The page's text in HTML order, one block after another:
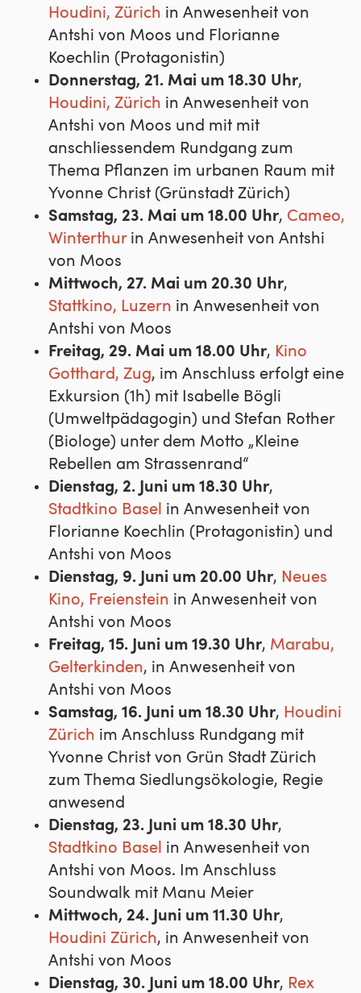
Houdini, Zürich in Anwesenheit von
Antshi von Moos und Florianne
Koechlin (Protagonistin)
Donnerstag, 21. Mai um 18.30 Uhr,
Houdini, Zürich in Anwesenheit von
Antshi von Moos und mit mit
anschliessendem Rundgang zum
Thema Pflanzen im urbanen Raum mit
Yvonne Christ (Grünstadt Zürich)
Samstag, 23. Mai um 18.00 Uhr, Cameo,
Winterthurin Anwesenheit von Antshi
von Moos
Mittwoch, 27. Mai um 20.30 Uhr,
Stattkino, Luzern in Anwesenheit von
Antshi von Moos
Freitag, 29. Mai um 18.00 Uhr, Kino
Gotthard, Zug, im Anschluss erfolgt eine
Exkursion (1h) mit Isabelle Bögli
(Umweltpädagogin) und Stefan Rother
(Biologe) unter dem Motto „Kleine
Rebellen am Strassenrand“
Dienstag, 2. Juni um 18.30 Uhr,
Stadtkino Basel in Anwesenheit von
Florianne Koechlin (Protagonistin) und
Antshi von Moos
Dienstag, 9. Juni um 20.00 Uhr, Neues
Kino, Freienstein in Anwesenheit von
Antshi von Moos
Freitag, 15. Juni um 19.30 Uhr, Marabu,
Gelterkinden, in Anwesenheit von
Antshi von Moos
Samstag, 16. Juni um 18.30 Uhr, Houdini
Zürich im Anschluss Rundgang mit
Yvonne Christ von Grün Stadt Zürich
zum Thema Siedlungsökologie, Regie
anwesend
Dienstag, 23. Juni um 18.30 Uhr,
Stadtkino Basel in Anwesenheit von
Antshi von Moos. Im Anschluss
Soundwalk mit Manu Meier
Mittwoch, 24. Juni um 11.30 Uhr,
Houdini Zürich, in Anwesenheit von
Antshi von Moos
Dienstag, 30. Juni um 18.00 Uhr, Rex